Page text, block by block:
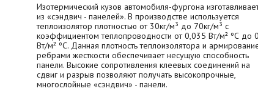
Изотермический кузов автомобиля-фургона
из «сэндвич - панелей». В производстве используется
теплоизолятор плотностью от 30кг/м³ до 70кг/м³ с
коэффициентом теплопроводности от 0,035 Вт/м² ºС до
Вт/м² ºС. Данная плотность теплоизолятора и
ребрами жесткости обеспечивает несущую способность
панели. Высокие сопротивления клеевых соединений на
сдвиг и разрыв позволяют получать высокопрочные,
многослойные «сэндвич» - панели.